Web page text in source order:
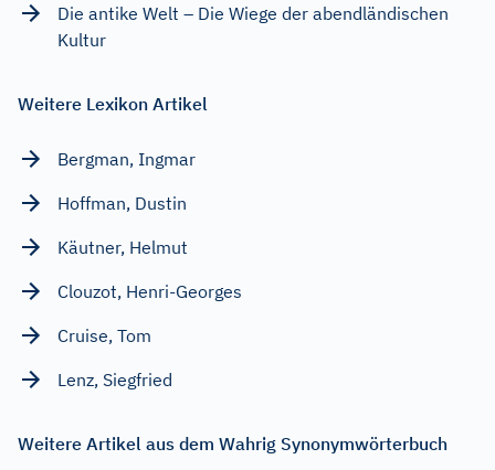
Die antike Welt – Die Wiege der abendländischen
Kultur
Weitere Lexikon Artikel
Bergman, Ingmar
Hoffman, Dustin
Käutner, Helmut
Clouzot, Henri-Georges
Cruise, Tom
Lenz, Siegfried
Weitere Artikel aus dem Wahrig Synonymwörterbuch